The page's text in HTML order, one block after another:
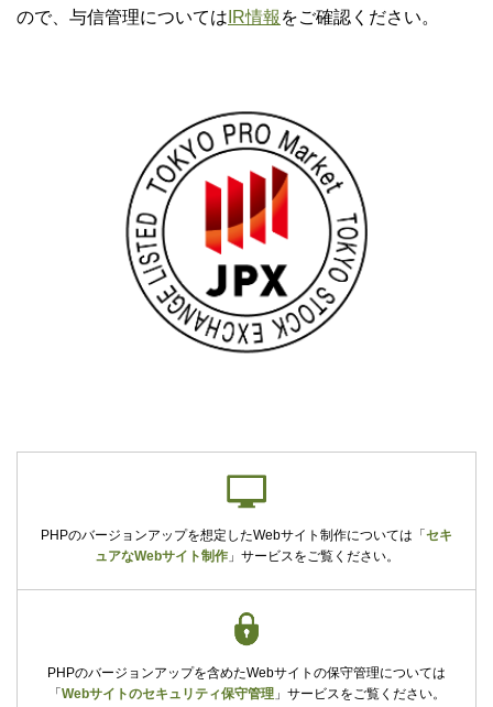
ので、与信管理については IR情報 をご確認ください。
PHPのバージョンアップを想定したWebサイト制作については 「 セキ
ュアなWebサイト制作」 サービスをご覧ください。
PHPのバージョンアップを含めたWebサイトの保守管理については
「 Webサイトのセキュリティ保守管理」 サービスをご覧ください。